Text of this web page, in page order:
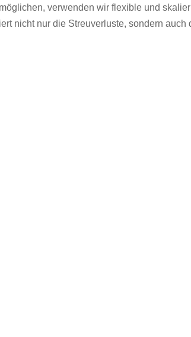
verwenden wir flexible und
nicht nur die Streuverluste, sondern